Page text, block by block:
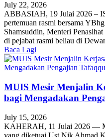
July 22, 2026
ABBASIAH, 19 Julai 2026 –
pertemuan rasmi bersama
Shamsuddin, Menteri
di pejabat rasmi beliau di
Baca Lagi
MUIS Mesir Menjalin
bagi Mengadakan
July 15, 2026
KAHERAH, 11 Julai 2026 —
yang diketuai Ust Nik Ahmad